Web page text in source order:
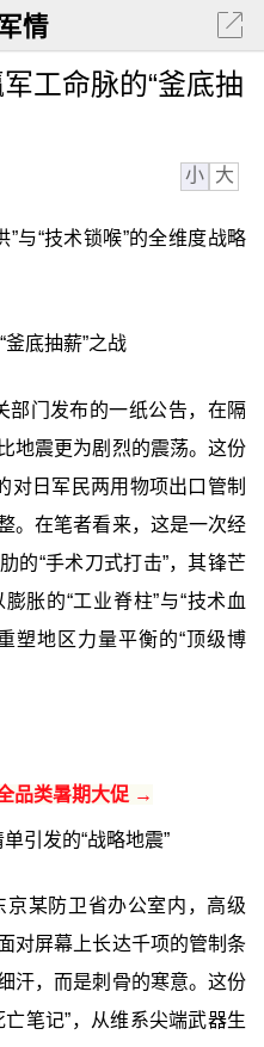
情
工命脉的“釜底抽
小 大
与“技术锁喉”的全维度战略
底抽薪”之战
部门发布的一纸公告，在隔
地震更为剧烈的震荡。这份
对日军民两用物项出口管制
。在笔者看来，这是一次经
的“手术刀式打击”，其锋芒
胀的“工业脊柱”与“技术血
塑地区力量平衡的“顶级博
品类暑期大促 →
引发的“战略地震”‍
某防卫省办公室内，高级
对屏幕上长达千项的管制条
汗，而是刺骨的寒意。这份
笔记”，从维系尖端武器生